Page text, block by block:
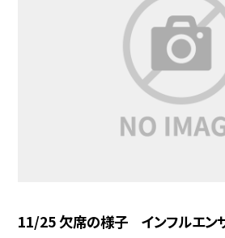
11/25 欠席の様子 インフルエン